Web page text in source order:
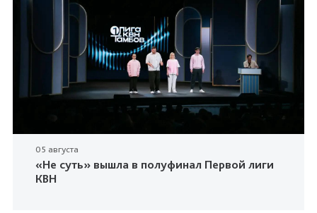
05 августа
«Не суть» вышла в полуфинал Первой лиги
КВН